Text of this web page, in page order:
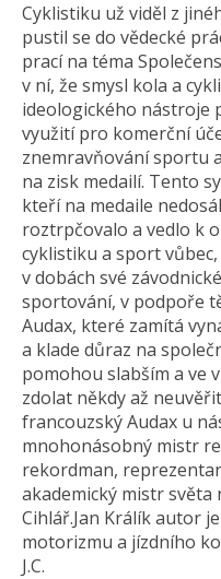
Cyklistiku už viděl z
pustil se do vědecké
prací na téma
v ní, že smysl kola a
ideologického nástroje
využití pro komerční
znemravňování sportu
na zisk medailí. Tento
kteří na medaile
roztrpčovalo a vedlo k
cyklistiku a sport
v dobách své
sportování, v podpoře
Audax, které zamítá
a klade důraz na
pomohou slabším a ve
zdolat někdy až
francouzský Audax u
mnohonásobný mistr
rekordman,
akademický mistr světa
Cihlář.Jan Králík autor
motorizmu a jízdního
J.C.